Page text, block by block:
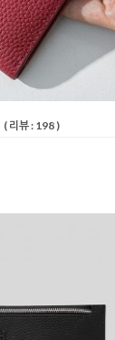
( 리뷰 : 198 )